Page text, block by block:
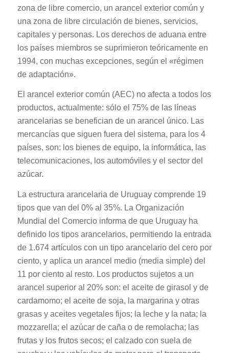
zona de libre comercio, un arancel exterior común y
una zona de libre circulación de bienes, servicios,
capitales y personas. Los derechos de aduana entre
los países miembros se suprimieron teóricamente en
1994, con muchas excepciones, según el «régimen
de adaptación».
El arancel exterior común (AEC) no afecta a todos los
productos, actualmente: sólo el 75% de las líneas
arancelarias se benefician de un arancel único. Las
mercancías que siguen fuera del sistema, para los 4
países, son: los bienes de equipo, la informática, las
telecomunicaciones, los automóviles y el sector del
azúcar.
La estructura arancelaria de Uruguay comprende 19
tipos que van del 0% al 35%. La Organización
Mundial del Comercio informa de que Uruguay ha
definido los tipos arancelarios, permitiendo la entrada
de 1.674 artículos con un tipo arancelario del cero por
ciento, y aplica un arancel medio (media simple) del
11 por ciento al resto. Los productos sujetos a un
arancel superior al 20% son: el aceite de girasol y de
cardamomo; el aceite de soja, la margarina y otras
grasas y aceites vegetales fijos; la leche y la nata; la
mozzarella; el azúcar de caña o de remolacha; las
frutas y los frutos secos; el calzado con suela de